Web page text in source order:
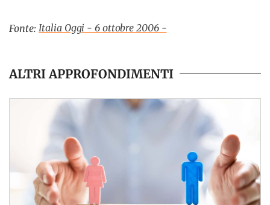
Fonte: Italia Oggi - 6 ottobre 2006 -
ALTRI APPROFONDIMENTI